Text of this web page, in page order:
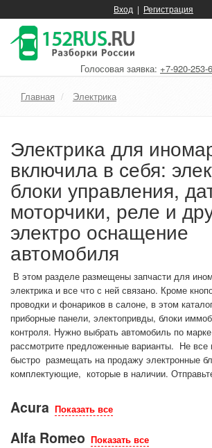
Вход | Регистрация
Голосовая заявка: +7-920-253-
Главная Электрика
Электрика для
включила в себя:
блоки управления,
моторчики, реле и
электро оснащение
автомобиля
В этом разделе размещены запчасти для
электрика и все что с ней связано. Кроме
проводки и фонариков в салоне, в этом
приборные панели, электопривды, блоки
контроля. Нужно выбрать автомобиль по
рассмотрите предложенные варианты. Не все
быстро размещать на продажу электронные
комплектующие, которые в наличии.
Acura Показать все
Alfa Romeo Показать все